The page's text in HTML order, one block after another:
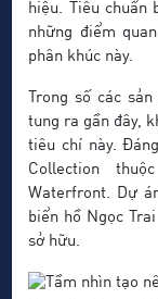
hiệu. Tiêu chuẩn
những điểm
phân khúc này.
Trong số các
tung ra gần đây,
tiêu chí này.
Collection
Waterfront. Dự
biển hồ Ngọc
sở hữu.